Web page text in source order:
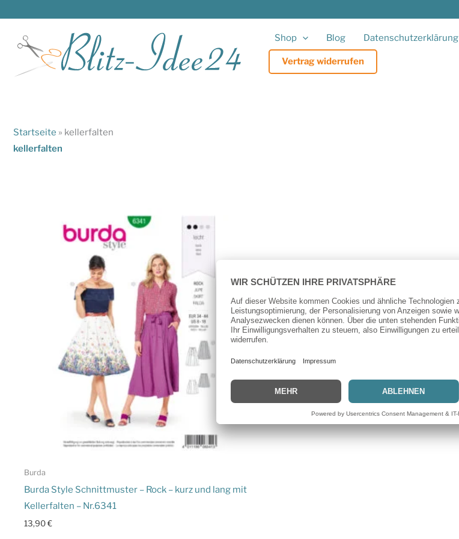
springen
Shop Blog Datenschutzerklärung
Vertrag widerrufen
Startseite » kellerfalten
kellerfalten
Burda
Burda Style Schnittmuster – Rock – kurz und lang mit
Kellerfalten – Nr.6341
13,90€